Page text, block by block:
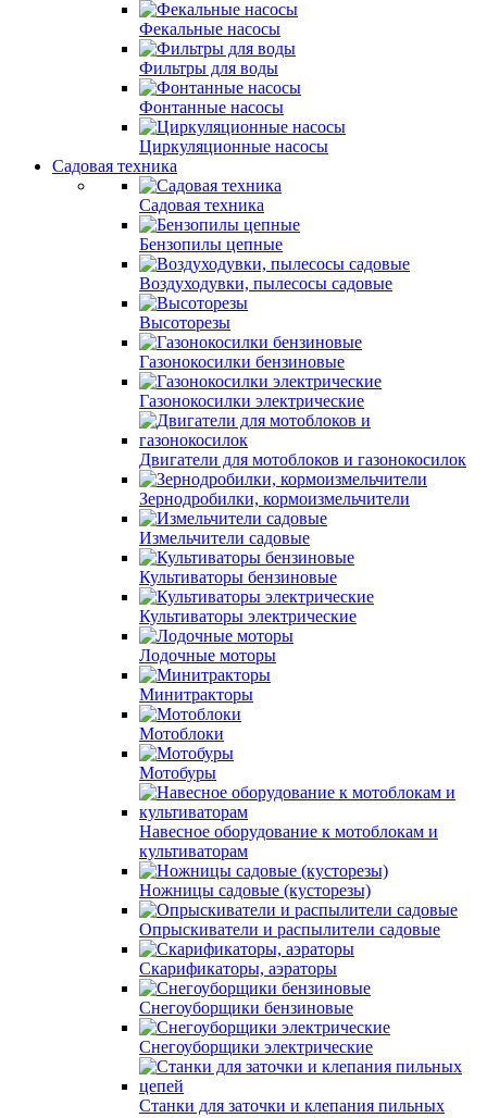
Фекальные насосы
Фильтры для воды
Фонтанные насосы
Циркуляционные насосы
Садовая техника
Садовая техника
Бензопилы цепные
Воздуходувки, пылесосы садовые
Высоторезы
Газонокосилки бензиновые
Газонокосилки электрические
Двигатели для мотоблоков и газонокосилок
Зернодробилки, кормоизмельчители
Измельчители садовые
Культиваторы бензиновые
Культиваторы электрические
Лодочные моторы
Минитракторы
Мотоблоки
Мотобуры
Навесное оборудование к мотоблокам и
культиваторам
Ножницы садовые (кусторезы)
Опрыскиватели и распылители садовые
Скарификаторы, аэраторы
Снегоуборщики бензиновые
Снегоуборщики электрические
Станки для заточки и клепания пильных